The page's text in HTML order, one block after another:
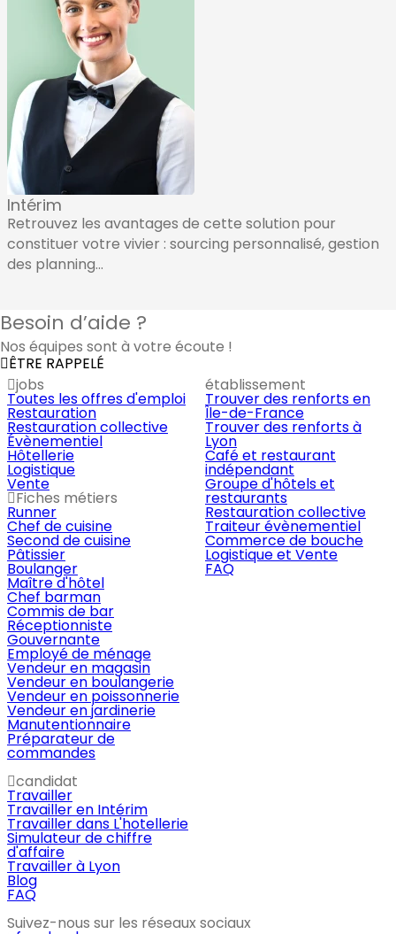
Intérim
Retrouvez les avantages de cette solution pour
constituer votre vivier : sourcing personnalisé, gestion
des planning...
Besoin d’aide ?
Nos équipes sont à votre écoute !
ÊTRE RAPPELÉ
jobs
Toutes les offres d'emploi
Restauration
Restauration collective
Évènementiel
Hôtellerie
Logistique
Vente
Fiches métiers
Runner
Chef de cuisine
Second de cuisine
Pâtissier
Boulanger
Maître d'hôtel
Chef barman
Commis de bar
Réceptionniste
Gouvernante
Employé de ménage
Vendeur en magasin
Vendeur en boulangerie
Vendeur en poissonnerie
Vendeur en jardinerie
Manutentionnaire
Préparateur de
commandes
établissement
Trouver des renforts en
Île-de-France
Trouver des renforts à
Lyon
Café et restaurant
indépendant
Groupe d'hôtels et
restaurants
Restauration collective
Traiteur évènementiel
Commerce de bouche
Logistique et Vente
FAQ
candidat
Travailler
Travailler en Intérim
Travailler dans L'hotellerie
Simulateur de chiffre
d'affaire
Travailler à Lyon
Blog
FAQ
Suivez-nous sur les réseaux sociaux